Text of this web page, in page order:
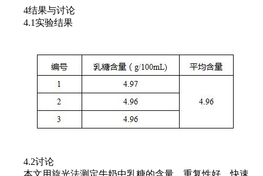
4结果与讨论
4.1实验结果
4.2讨论